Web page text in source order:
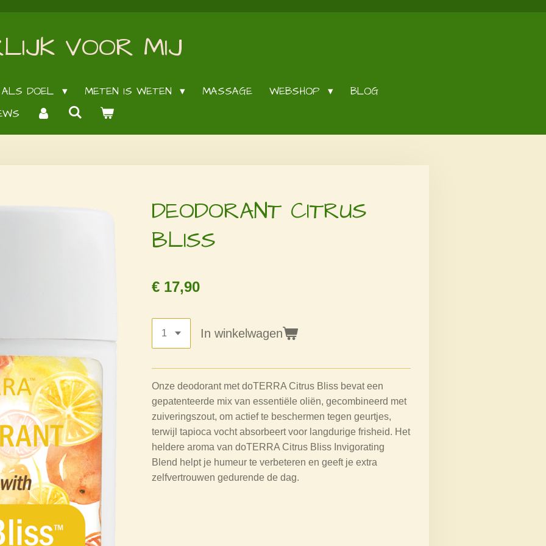
VOOR MIJ
DOEL METEN IS WETEN MASSAGE WEBSHOP
BLOG
DEODORANT CITRUS
BLISS
€ 17,90
In winkelwagen
Onze deodorant met doTERRA Citrus Bliss bevat een
gepatenteerde mix van essentiële oliën, gecombineerd met
zuiveringszout, om actief te beschermen tegen geurtjes,
terwijl tapioca vocht absorbeert voor langdurige frisheid. Het
heldere aroma van doTERRA Citrus Bliss Invigorating
Blend helpt je humeur te verbeteren en geeft je extra
zelfvertrouwen gedurende de dag.